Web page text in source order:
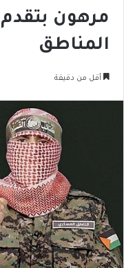
مرهون
المناطق
أقل من دقيقة